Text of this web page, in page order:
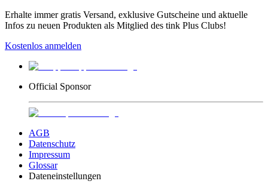
Erhalte immer gratis Versand, exklusive Gutscheine und aktuelle
Infos zu neuen Produkten als Mitglied des tink Plus Clubs!
Kostenlos anmelden
Official Sponsor
AGB
Datenschutz
Impressum
Glossar
Dateneinstellungen